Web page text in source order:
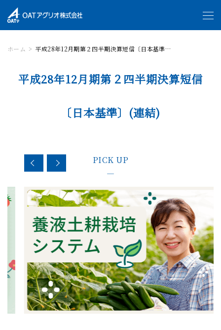
ホーム 平成28年12月期第２四半期決算短信〔日本基準〕(連結)
平成28年12月期第２四半期決算短信
〔日本基準〕(連結)
PICK UP
—